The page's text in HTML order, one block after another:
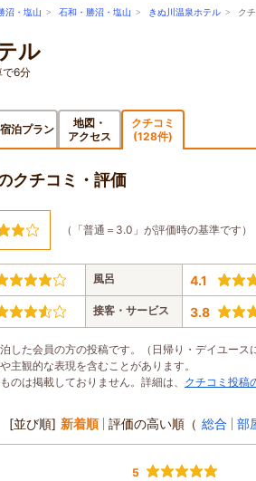
沼・塩山 > 石和・勝沼・塩山 > きぬ川温泉ホテル > クチ
ル
6分
泊プラン
地図・
アクセス
クチコミ
(128件)
クチコミ・評価
（「普通＝3.0」が評価時の基準です）
風呂 4.1
接客・サービス 3.8
した会員の方の投稿です。（日帰り・デイユース
主観的な表現を含むことがあります。
のは掲載しておりません。詳細は、 クチコミ投稿
[並び順] 新着順 評価の高い順 （ 総合 部
5